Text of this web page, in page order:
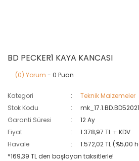
BD PECKER1 KAYA KANCASI
(0) Yorum - 0 Puan
Kategori
Teknik Malzemeler
Stok Kodu
Garanti Süresi
12 Ay
Fiyat
1.378,97 TL + KDV
Havale
1.572,02 TL
*169,39 TL den başlayan taksitlerle!